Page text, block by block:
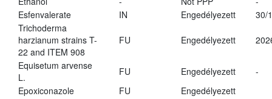
Esfenvalerate
IN Engedélyezett
30/
Trichoderma
harzianum strains T-
22 and ITEM 908
FU Engedélyezett
Equisetum arvense
L.
FU Engedélyezett
-
Epoxiconazole
FU
Engedélyezett